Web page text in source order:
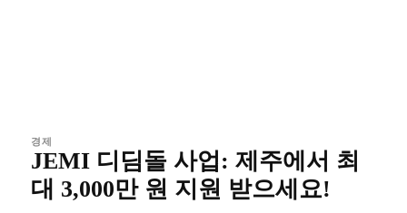
경제
JEMI 디딤돌 사업: 제주에서 최
대 3,000만 원 지원 받으세요!